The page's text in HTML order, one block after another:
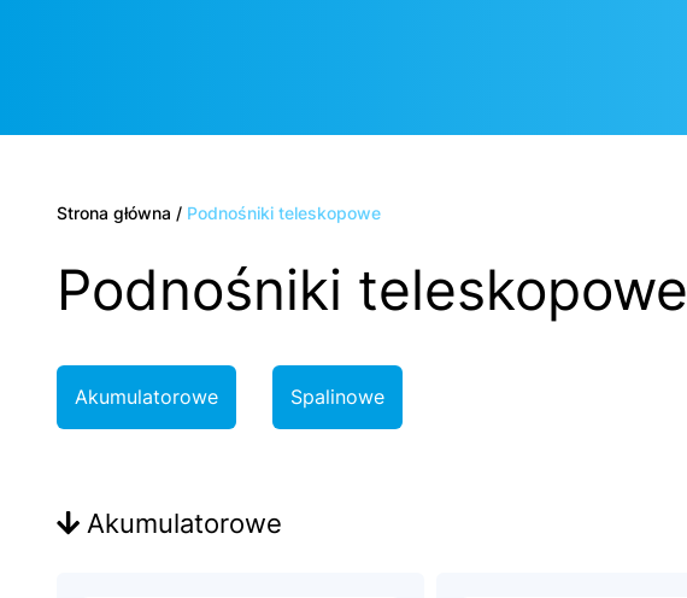
Strona główna / Podnośniki teleskopowe
Podnośniki teleskopowe
Akumulatorowe Spalinowe
Akumulatorowe